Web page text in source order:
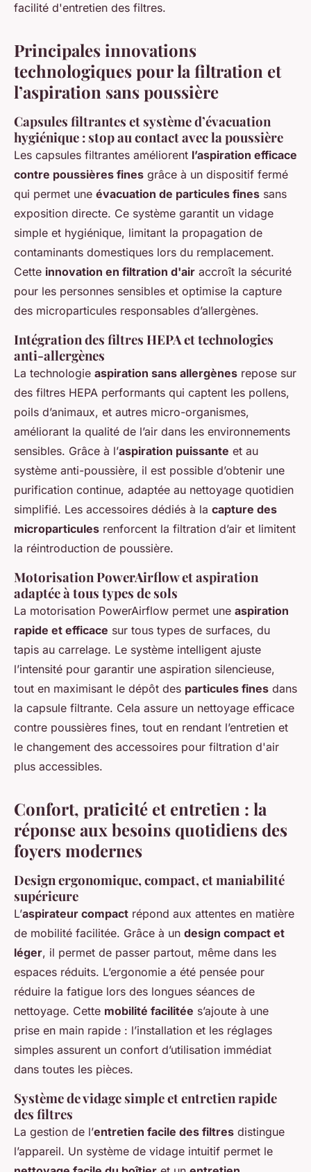
facilité d'entretien des filtres.
Principales innovations
technologiques pour la filtration et
l’aspiration sans poussière
Capsules filtrantes et système d’évacuation
hygiénique : stop au contact avec la poussière
Les capsules filtrantes améliorent l’aspiration efficace
contre poussières fines grâce à un dispositif fermé
qui permet une évacuation de particules fines sans
exposition directe. Ce système garantit un vidage
simple et hygiénique, limitant la propagation de
contaminants domestiques lors du remplacement.
Cette innovation en filtration d'air accroît la sécurité
pour les personnes sensibles et optimise la capture
des microparticules responsables d’allergènes.
Intégration des filtres HEPA et technologies
anti-allergènes
La technologie aspiration sans allergènes repose sur
des filtres HEPA performants qui captent les pollens,
poils d’animaux, et autres micro-organismes,
améliorant la qualité de l’air dans les environnements
sensibles. Grâce à l’aspiration puissante et au
système anti-poussière, il est possible d’obtenir une
purification continue, adaptée au nettoyage quotidien
simplifié. Les accessoires dédiés à la capture des
microparticules renforcent la filtration d’air et limitent
la réintroduction de poussière.
Motorisation PowerAirflow et aspiration
adaptée à tous types de sols
La motorisation PowerAirflow permet une aspiration
rapide et efficace sur tous types de surfaces, du
tapis au carrelage. Le système intelligent ajuste
l’intensité pour garantir une aspiration silencieuse,
tout en maximisant le dépôt des particules fines dans
la capsule filtrante. Cela assure un nettoyage efficace
contre poussières fines, tout en rendant l’entretien et
le changement des accessoires pour filtration d'air
plus accessibles.
Confort, praticité et entretien : la
réponse aux besoins quotidiens des
foyers modernes
Design ergonomique, compact, et maniabilité
supérieure
L’aspirateur compact répond aux attentes en matière
de mobilité facilitée. Grâce à un design compact et
léger, il permet de passer partout, même dans les
espaces réduits. L’ergonomie a été pensée pour
réduire la fatigue lors des longues séances de
nettoyage. Cette mobilité facilitée s’ajoute à une
prise en main rapide : l’installation et les réglages
simples assurent un confort d’utilisation immédiat
dans toutes les pièces.
Système de vidage simple et entretien rapide
des filtres
La gestion de l’entretien facile des filtres distingue
l’appareil. Un système de vidage intuitif permet le